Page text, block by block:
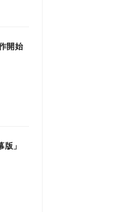
開始
」